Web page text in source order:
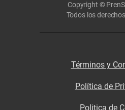
Copyright ©
Todos los
Términos y
Política de
Politica de